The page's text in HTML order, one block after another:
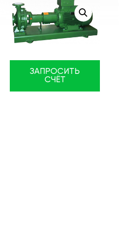
ЗАПРОСИТЬ
СЧЁТ